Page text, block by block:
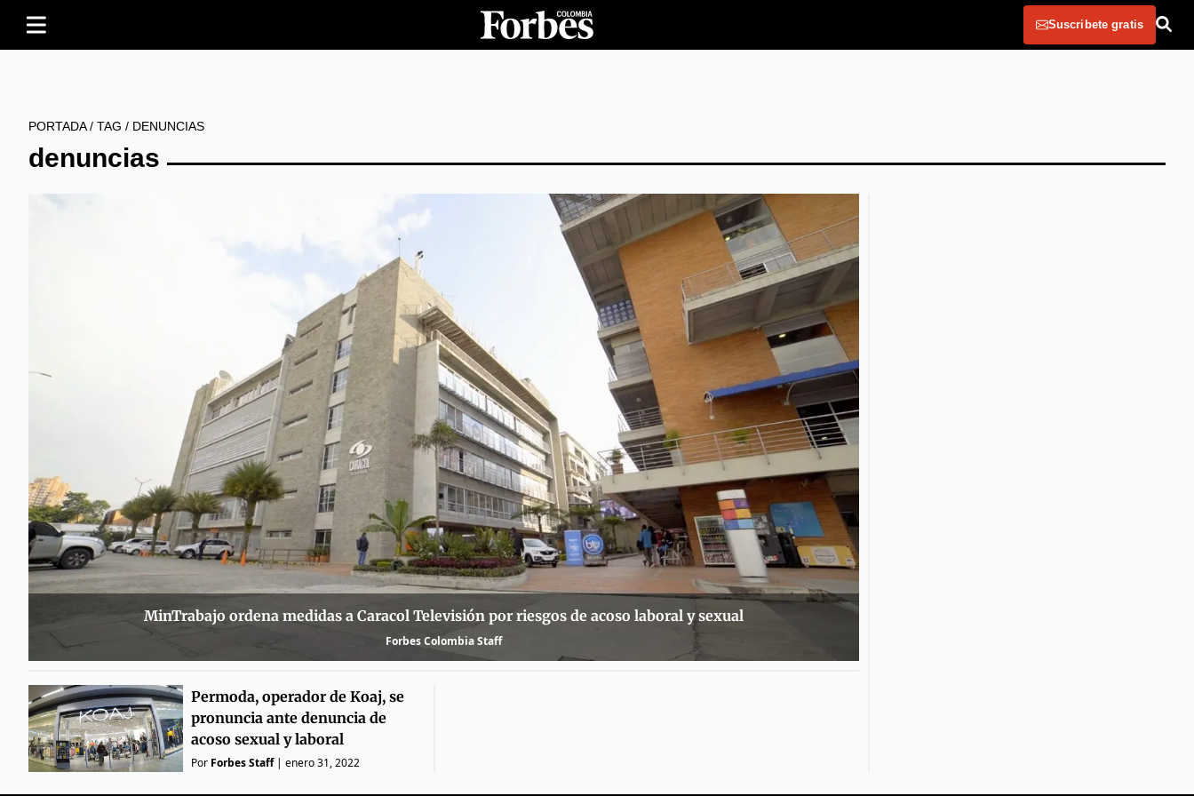
Suscribete gratis
PORTADA/ TAG / DENUNCIAS
denuncias
MinTrabajo ordena medidas a Caracol Televisión por riesgos de acoso laboral y sexual
Forbes Colombia Staff
Permoda, operador de Koaj, se
pronuncia ante denuncia de
acoso sexual y laboral
Por Forbes Staff| enero 31, 2022